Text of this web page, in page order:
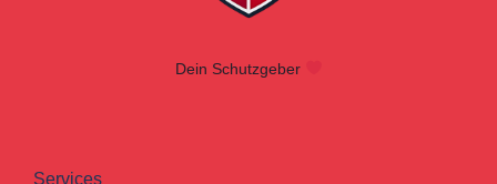
Dein Schutzgeber
Services